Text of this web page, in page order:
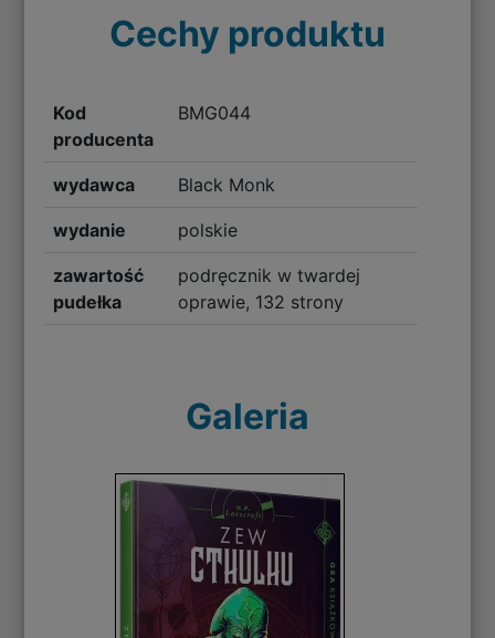
Cechy produktu
Kod
producenta
BMG044
wydawca Black Monk
wydanie polskie
zawartość
pudełka
podręcznik w twardej
oprawie, 132 strony
Galeria